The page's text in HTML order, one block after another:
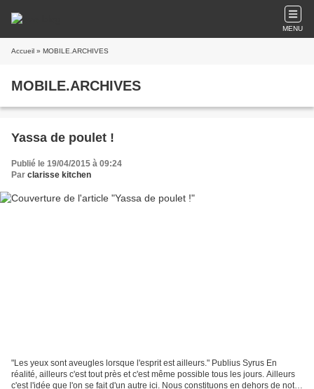
MENU
Accueil » MOBILE.ARCHIVES
MOBILE.ARCHIVES
Yassa de poulet !
Publié le 19/04/2015 à 09:24
Par clarisse kitchen
"Les yeux sont aveugles lorsque l'esprit est ailleurs." Publius Syrus En
réalité, ailleurs c'est tout près et c'est même possible tous les jours. Ailleurs
c'est l'idée que l'on se fait d'un autre ici. Nous constituons en dehors de notre